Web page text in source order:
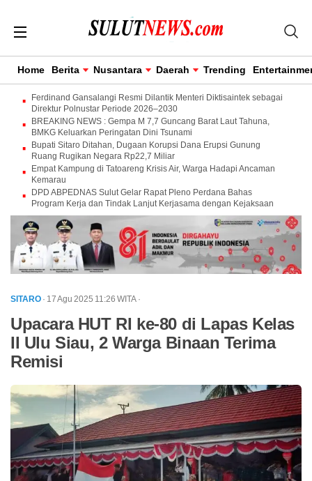
Home Berita Nusantara Daerah Trending
Ferdinand Gansalangi Resmi Dilantik Menteri Diktisaintek sebagai
Direktur Polnustar Periode 2026–2030
BREAKING NEWS : Gempa M 7,7 Guncang Barat Laut Tahuna,
BMKG Keluarkan Peringatan Dini Tsunami
Bupati Sitaro Ditahan, Dugaan Korupsi Dana Erupsi Gunung
Ruang Rugikan Negara Rp22,7 Miliar
Empat Kampung di Tatoareng Krisis Air, Warga Hadapi Ancaman
Kemarau
DPD ABPEDNAS Sulut Gelar Rapat Pleno Perdana Bahas
Program Kerja dan Tindak Lanjut Kerjasama dengan Kejaksaan
SITARO · 17 Agu 2025 11:26 WITA ·
Upacara HUT RI ke-80 di Lapas Kelas
II Ulu Siau, 2 Warga Binaan Terima
Remisi